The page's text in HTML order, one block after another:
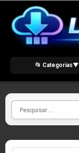
content
📂 Categorias▼
Pesquisar
por